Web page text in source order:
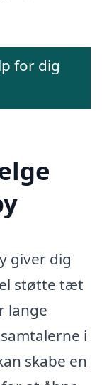
for dig
giver dig
støtte tæt
lange
i
skabe en